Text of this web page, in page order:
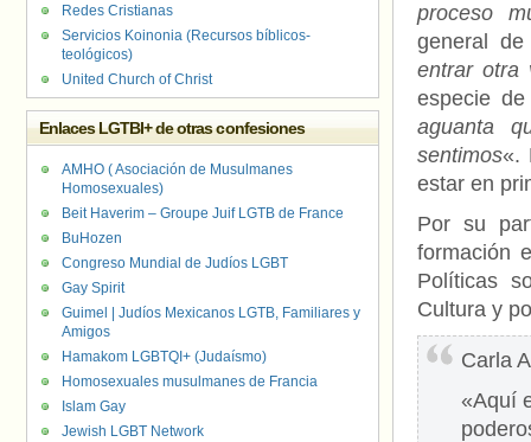
proceso
general
entrar otra
especie
aguanta
sentimos«.
estar en
Por su
formación
Políticas
Cultura y
Carla
«Aquí
Redes Cristianas
Servicios Koinonia (Recursos bíblicos-
teológicos)
United Church of Christ
Enlaces LGTBI+ de otras confesiones
AMHO ( Asociación de Musulmanes
Homosexuales)
Beit Haverim – Groupe Juif LGTB de France
BuHozen
Congreso Mundial de Judíos LGBT
Gay Spirit
Guimel | Judíos Mexicanos LGTB, Familiares y
Amigos
Hamakom LGBTQI+ (Judaísmo)
Homosexuales musulmanes de Francia
Islam Gay
Jewish LGBT Network